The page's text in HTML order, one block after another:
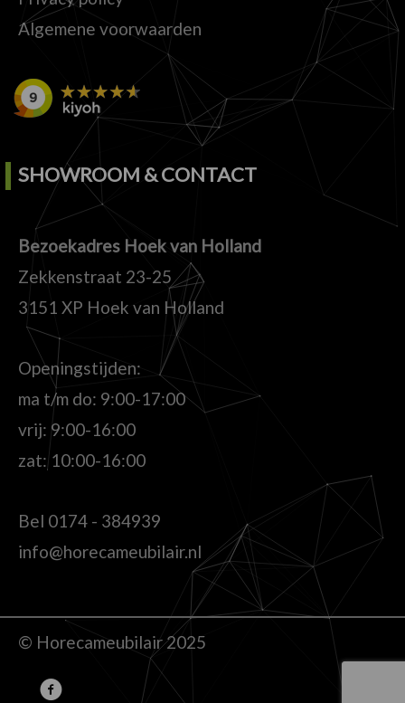
Algemene voorwaarden
SHOWROOM & CONTACT
Bezoekadres Hoek van Holland
Zekkenstraat 23-25
3151 XP Hoek van Holland
Openingstijden:
ma t/m do: 9:00-17:00
vrij: 9:00-16:00
zat: 10:00-16:00
Bel 0174 - 384939
info@horecameubilair.nl
© Horecameubilair 2025